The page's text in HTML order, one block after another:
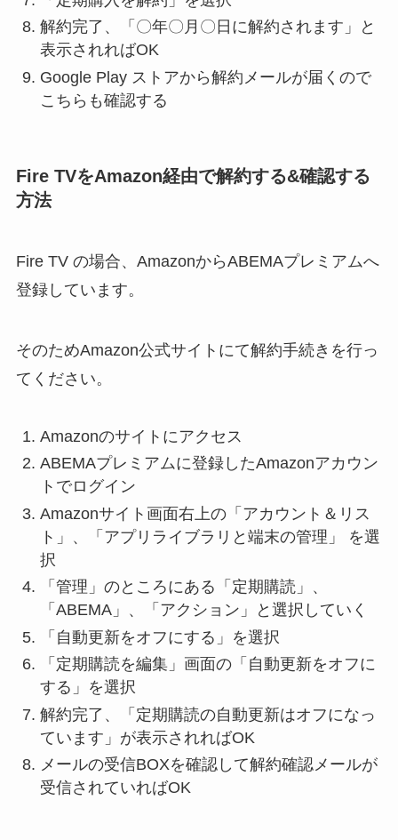
解約完了、「〇年〇月〇日に解約されます」と
表示されればOK
Google Play ストアから解約メールが届くので
こちらも確認する
Fire TVをAmazon経由で解約する&確認する
方法
Fire TV の場合、AmazonからABEMAプレミアムへ
登録しています。
そのためAmazon公式サイトにて解約手続きを行っ
てください。
Amazonのサイトにアクセス
ABEMAプレミアムに登録したAmazonアカウン
トでログイン
Amazonサイト画面右上の「アカウント＆リス
ト」、「アプリライブラリと端末の管理」 を選
択
「管理」のところにある「定期購読」、
「ABEMA」、「アクション」と選択していく
「自動更新をオフにする」を選択
「定期購読を編集」画面の「自動更新をオフに
する」を選択
解約完了、「定期購読の自動更新はオフになっ
ています」が表示されればOK
メールの受信BOXを確認して解約確認メールが
受信されていればOK